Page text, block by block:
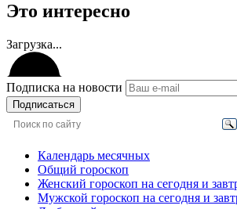
Это интересно
Загрузка...
Подписка на новости
Подписаться
Календарь месячных
Общий гороскоп
Женский гороскоп на сегодня и
Мужской гороскоп на сегодня и